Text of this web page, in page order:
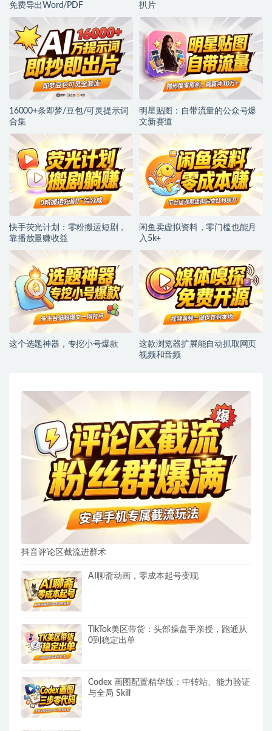
免费导出Word/PDF 扒片
16000+条即梦/豆包/可灵提示词
合集
明星贴图：自带流量的公众号爆
文新赛道
快手荧光计划：零粉搬运短剧，
靠播放量赚收益
闲鱼卖虚拟资料，零门槛也能月
入5k+
这个选题神器，专挖小号爆款
这款浏览器扩展能自动抓取网页
视频和音频
抖音评论区截流进群术
AI聊斋动画，零成本起号变现
TikTok美区带货：头部操盘手亲授，跑通从
0到稳定出单
Codex 画图配置精华版：中转站、能力验证
与全局 Skill